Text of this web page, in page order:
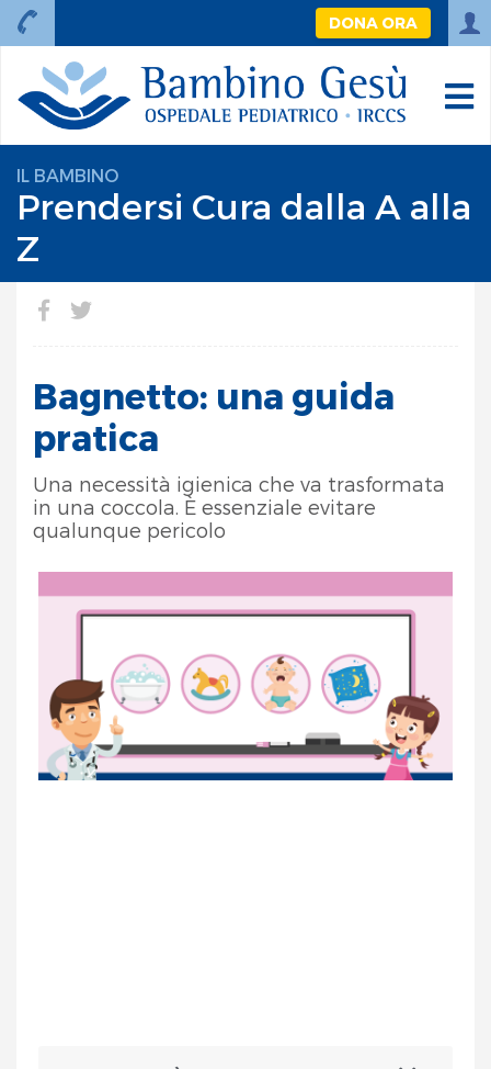
DONA ORA
IL BAMBINO
Prendersi Cura dalla A alla
Z
Bagnetto: una guida
pratica
Una necessità igienica che va trasformata
in una coccola. È essenziale evitare
qualunque pericolo